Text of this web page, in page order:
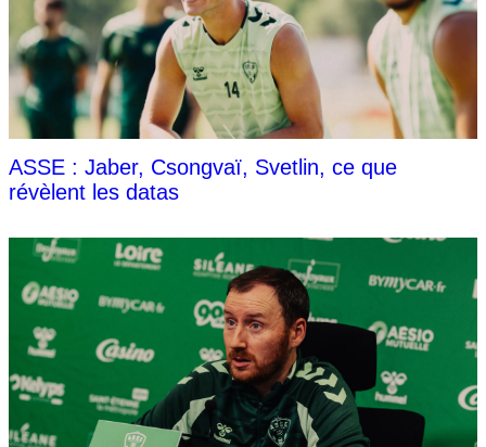
ASSE : Jaber, Csongvaï, Svetlin, ce que
révèlent les datas